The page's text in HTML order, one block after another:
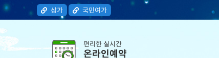
삼가 국민여가
편리한 실시간
온라인예약